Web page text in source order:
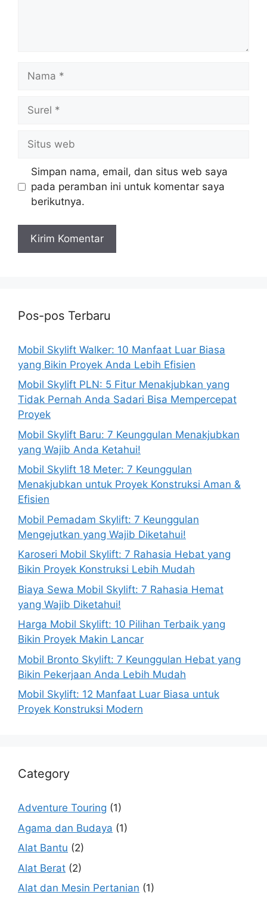
Nama
Surel
Situs
web
Simpan nama, email, dan situs web saya
pada peramban ini untuk komentar saya
berikutnya.
Pos-pos Terbaru
Mobil Skylift Walker: 10 Manfaat Luar Biasa
yang Bikin Proyek Anda Lebih Efisien
Mobil Skylift PLN: 5 Fitur Menakjubkan yang
Tidak Pernah Anda Sadari Bisa Mempercepat
Proyek
Mobil Skylift Baru: 7 Keunggulan Menakjubkan
yang Wajib Anda Ketahui!
Mobil Skylift 18 Meter: 7 Keunggulan
Menakjubkan untuk Proyek Konstruksi Aman &
Efisien
Mobil Pemadam Skylift: 7 Keunggulan
Mengejutkan yang Wajib Diketahui!
Karoseri Mobil Skylift: 7 Rahasia Hebat yang
Bikin Proyek Konstruksi Lebih Mudah
Biaya Sewa Mobil Skylift: 7 Rahasia Hemat
yang Wajib Diketahui!
Harga Mobil Skylift: 10 Pilihan Terbaik yang
Bikin Proyek Makin Lancar
Mobil Bronto Skylift: 7 Keunggulan Hebat yang
Bikin Pekerjaan Anda Lebih Mudah
Mobil Skylift: 12 Manfaat Luar Biasa untuk
Proyek Konstruksi Modern
Category
Adventure Touring (1)
Agama dan Budaya (1)
Alat Bantu (2)
Alat Berat (2)
Alat dan Mesin Pertanian (1)